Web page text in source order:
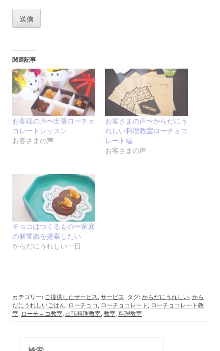
送信
関連記事
お客様の声〜出張ローチョ
コレートレッスン
お客さまの声
お客さまの声〜からだにう
れしい料理教室ローチョコ
レート編
お客さまの声
チョコはつくるもの〜家庭
の新常識を提案したい
からだにうれしい一日
カテゴリー: ご提供したサービス, サービス タグ: からだにうれしい, から
だにうれしいごはん, ローチョコ , ローチョコレート , ローチョコレート教
室, ローチョコ教室, 出張料理教室, 教室, 料理教室